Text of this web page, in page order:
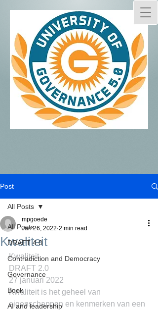
Post
All Posts
DRAFT 4.0
Contradiction and Democracy
Governance
Boek
AI and leadership
All Posts
Kwaliteit
mpgoede
Jan 26, 2022 2 min read
Kwaliteit
DRAFT 2.0
27 januari 2022
Kwaliteit is het geheel van
eigenschappen en kenmerken van een